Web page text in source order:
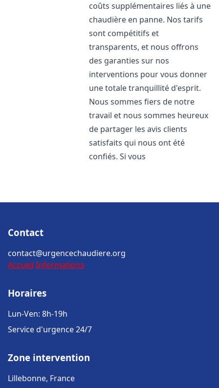
coûts supplémentaires liés à une
chaudière en panne. Nos tarifs
sont compétitifs et
transparents, et nous offrons
des garanties sur nos
interventions pour vous donner
une totale tranquillité d'esprit.
Nous sommes fiers de notre
travail et nous sommes heureux
de partager les avis clients
satisfaits qui nous ont été
confiés. Si vous
Contact
contact@urgencechaudiere.org
Accueil Informations
Horaires
Lun-Ven: 8h-19h
Service d'urgence 24/7
Zone intervention
Lillebonne, France